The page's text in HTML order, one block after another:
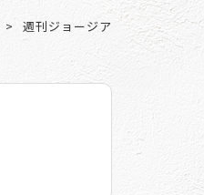
週刊ジョージア